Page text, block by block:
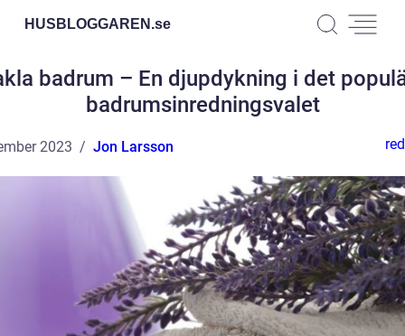
HUSBLOGGAREN.se
badrum – En djupdykning i det
badrumsinredningsvalet
2023 Jon Larsson